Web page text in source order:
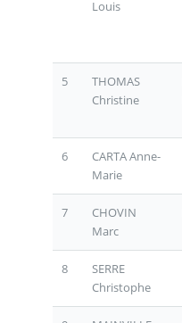
Louis
5
THOMAS
Christine
6
CARTA Anne-
Marie
7
CHOVIN
Marc
8
SERRE
Christophe